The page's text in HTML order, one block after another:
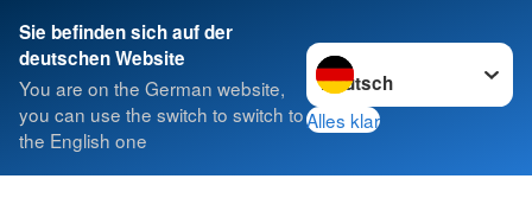
Sie befinden sich auf der
deutschen Website
You are on the German website,
you can use the switch to switch to
the English one
Sprache wechseln zu
Alles klar